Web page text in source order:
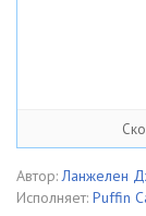
Автор: Ланжелен
Исполняет: Puffin